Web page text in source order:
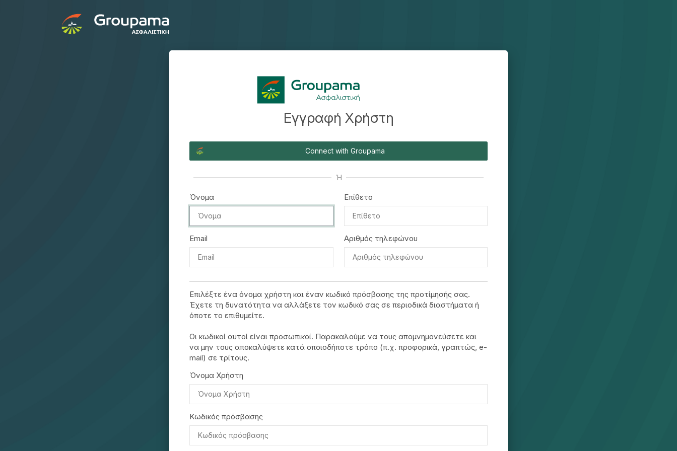
Εγγραφή Χρήστη
Connect with Groupama
Ή
Όνομα Επίθετο
Email Αριθμός τηλεφώνου
Επιλέξτε ένα όνομα χρήστη και έναν κωδικό πρόσβασης της προτίμησής σας.
Έχετε τη δυνατότητα να αλλάξετε τον κωδικό σας σε περιοδικά διαστήματα ή
όποτε το επιθυμείτε.
Οι κωδικοί αυτοί είναι προσωπικοί. Παρακαλούμε να τους απομνημονεύσετε και
να μην τους αποκαλύψετε κατά οποιοδήποτε τρόπο (π.χ. προφορικά, γραπτώς, e-
mail) σε τρίτους.
Όνομα Χρήστη
Κωδικός πρόσβασης